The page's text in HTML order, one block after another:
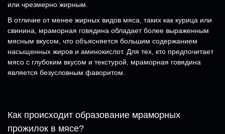
или чрезмерно жирным.
В отличие от менее жирных видов мяса, таких как курица или
свинина, мраморная говядина обладает более выраженным
мясным вкусом, что объясняется большим содержанием
насыщенных жиров и аминокислот. Для тех, кто предпочитает
мясо с глубоким вкусом и текстурой, мраморная говядина
является безусловным фаворитом.
Как происходит образование мраморных
прожилок в мясе?